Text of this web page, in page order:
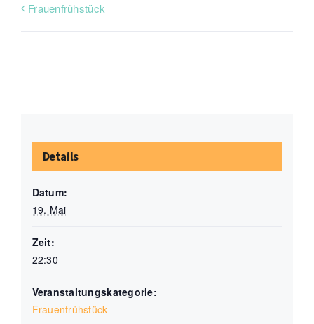
Frauenfrühstück
Details
Datum:
19. Mai
Zeit:
22:30
Veranstaltungskategorie:
Frauenfrühstück